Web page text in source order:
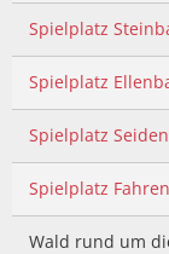
Spielplatz
Spielplatz
Spielplatz
Spielplatz
Wald rund um